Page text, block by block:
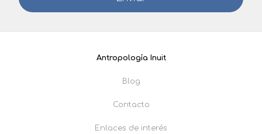
Antropología Inuit
Blog
Contacto
Enlaces de interés